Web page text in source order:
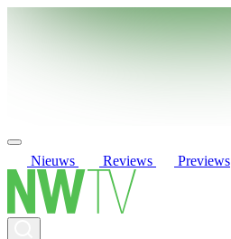
Nieuws Reviews Previews